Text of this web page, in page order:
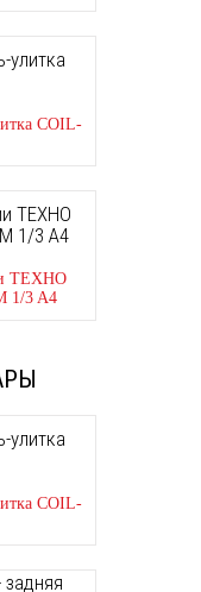
улитка
ТЕХНО
1/3 A4
улитка
задняя